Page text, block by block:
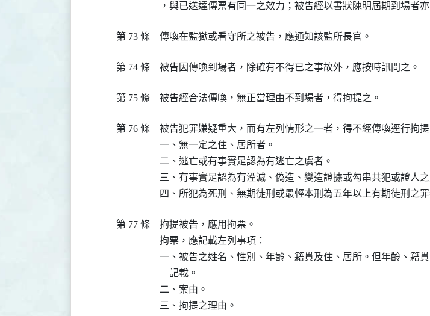
，與已送達傳票有同一之效力；被告經以書狀陳明屆期到場者亦
第 73 條 傳喚在監獄或看守所之被告，應通知該監所長官。
第 74 條 被告因傳喚到場者，除確有不得已之事故外，應按時訊問之。
第 75 條 被告經合法傳喚，無正當理由不到場者，得拘提之。
第 76 條
被告犯罪嫌疑重大，而有左列情形之一者，得不經傳喚逕行拘提
一、無一定之住、居所者。
二、逃亡或有事實足認為有逃亡之虞者。
三、有事實足認為有湮滅、偽造、變造證據或勾串共犯或證人之
四、所犯為死刑、無期徒刑或最輕本刑為五年以上有期徒刑之罪
第 77 條
拘提被告，應用拘票。
拘票，應記載左列事項：
一、被告之姓名、性別、年齡、籍貫及住、居所。但年齡、籍
    記載。
二、案由。
三、拘提之理由。